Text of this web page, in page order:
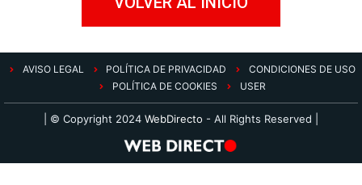
AVISO LEGAL POLÍTICA DE PRIVACIDAD
CONDICIONES DE USO
POLÍTICA DE COOKIES
USER
| © Copyright 2024 WebDirecto - All Rights Reserved |